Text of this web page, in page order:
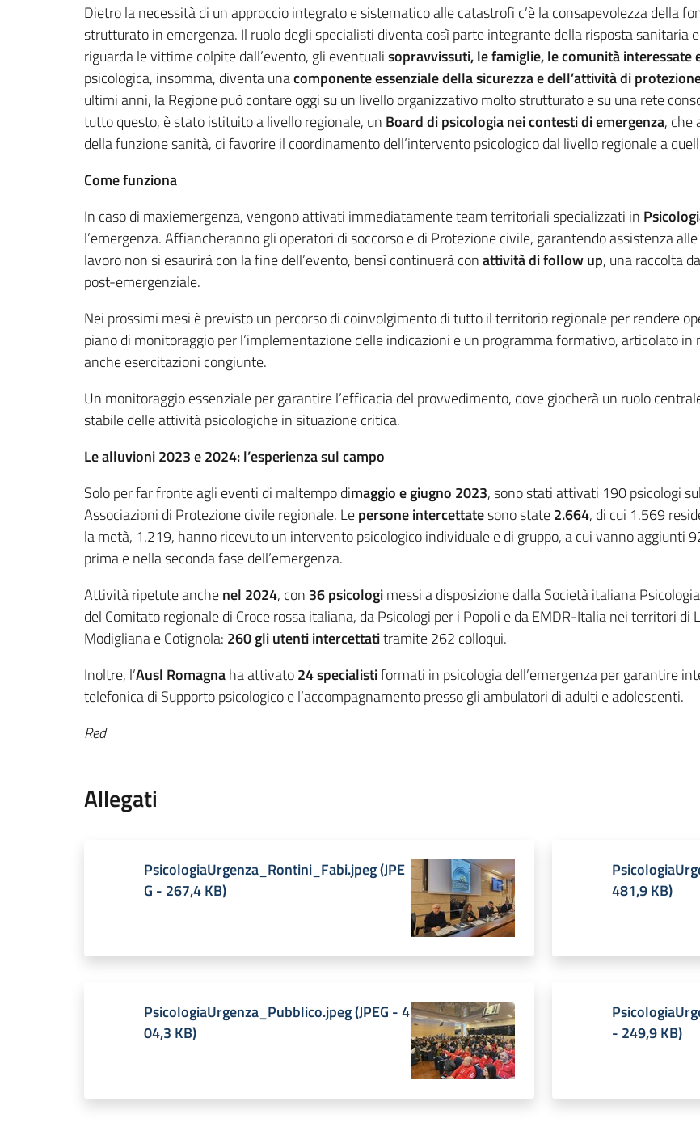
Dietro la necessità di un approccio integrato e sistematico alle catastrofi c’è la consapevolezza della
strutturato in emergenza. Il ruolo degli specialisti diventa così parte integrante della risposta sanitaria
riguarda le vittime colpite dall’evento, gli eventualisopravvissuti, le famiglie, le comunità interessate
psicologica, insomma, diventa unacomponente essenziale della sicurezza e dell’attività di
ultimi anni, la Regione può contare oggi su un livello organizzativo molto strutturato e su una rete
tutto questo, è stato istituito a livello regionale, un Board di psicologia nei contesti di emergenza, che
della funzione sanità, di favorire il coordinamento dell’intervento psicologico dal livello regionale a
Come funziona
In caso di maxiemergenza, vengono attivati immediatamente team territoriali specializzati in
l’emergenza. Affiancheranno gli operatori di soccorso e di Protezione civile, garantendo assistenza
lavoro non si esaurirà con la fine dell’evento, bensì continuerà conattività di follow up, una raccolta
post-emergenziale.
Nei prossimi mesi è previsto un percorso di coinvolgimento di tutto il territorio regionale per rendere
piano di monitoraggio per l’implementazione delle indicazioni e un programma formativo, articolato
anche esercitazioni congiunte.
Un monitoraggio essenziale per garantire l’efficacia del provvedimento, dove giocherà un ruolo
stabile delle attività psicologiche in situazione critica.
Le alluvioni 2023 e 2024: l’esperienza sul campo
Solo per far fronte agli eventi di maltempo dimaggio e giugno 2023, sono stati attivati 190 psicologi
Associazioni di Protezione civile regionale. Lepersone intercettatesono state2.664, di cui 1.569
la metà, 1.219, hanno ricevuto un intervento psicologico individuale e di gruppo, a cui vanno
prima e nella seconda fase dell’emergenza.
Attività ripetute anchenel 2024, con 36 psicologimessi a disposizione dalla Società italiana
del Comitato regionale di Croce rossa italiana, da Psicologi per i Popoli e da EMDR-Italia nei territori di
Modigliana e Cotignola: 260 gli utenti intercettatitramite 262 colloqui.
Inoltre, l’Ausl Romagnaha attivato24 specialistiformati in psicologia dell’emergenza per garantire
telefonica di Supporto psicologico e l’accompagnamento presso gli ambulatori di adulti e adolescenti.
Red
Allegati
PsicologiaUrgenza_Rontini_Fabi.jpeg(JPE
G - 267,4 KB)
481,9 KB)
PsicologiaUrgenza_Pubblico.jpeg(JPEG -4
04,3 KB)
- 249,9 KB)